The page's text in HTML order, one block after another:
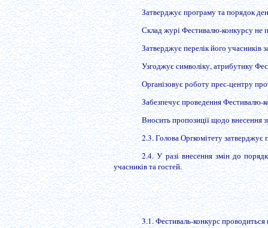
Затверджує програму та порядок
Склад журі Фестивалю-конкурсу не
Затверджує перелік його учасників
Узгоджує символіку, атрибутику
Організовує роботу прес-центру
Забезпечує проведення Фестивалю-
Вносить пропозиції щодо внесення
2.3. Голова Оргкомітету
2.4. У разі внесення змін до
учасників та гостей.
3.1. Фестиваль-конкурс